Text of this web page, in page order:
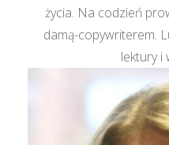
życia. Na codzień
damą-copywriterem.
lektury i